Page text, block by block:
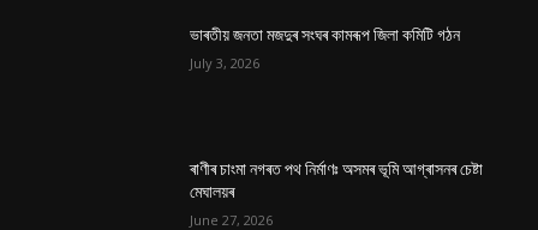
ভাৰতীয় জনতা মজদুৰ সংঘৰ কামৰূপ জিলা কমিটি গঠন
July 3, 2026
ৰাণীৰ চাংমা নগৰত পথ নিৰ্মাণঃ অসমৰ ভূমি আগ্ৰাসনৰ চেষ্টা
মেঘালয়ৰ
June 27, 2026